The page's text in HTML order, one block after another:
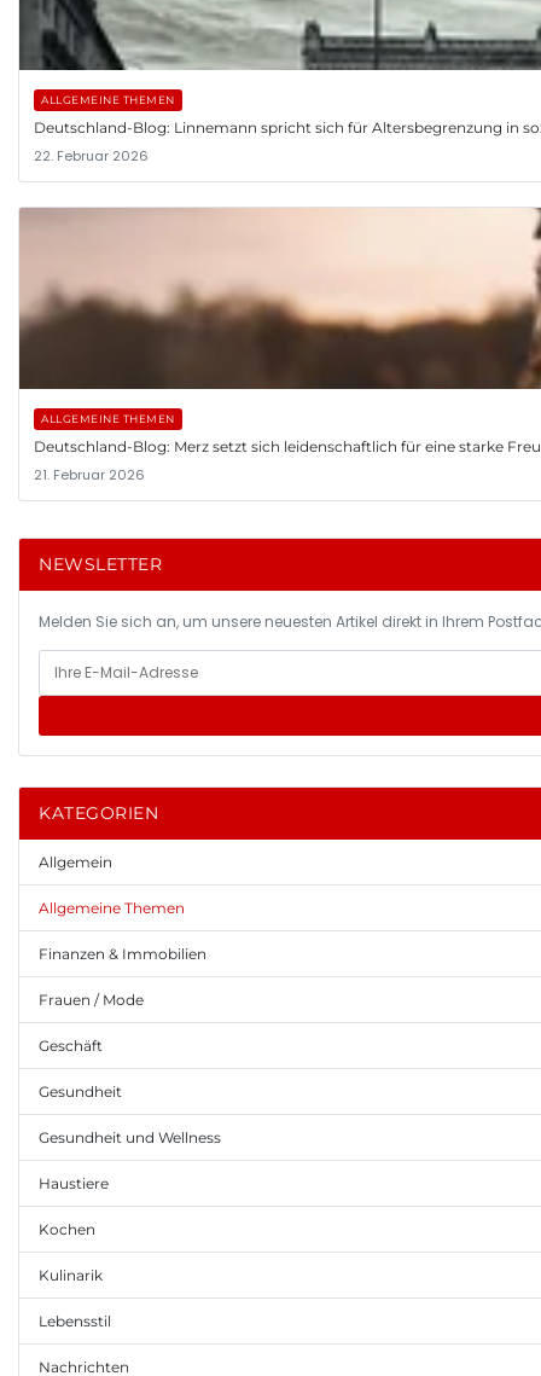
ALLGEMEINE THEMEN
Deutschland-Blog: Linnemann spricht sich für Altersbegrenzung in
22. Februar 2026
ALLGEMEINE THEMEN
Deutschland-Blog: Merz setzt sich leidenschaftlich für eine starke
21. Februar 2026
NEWSLETTER
Melden Sie sich an, um unsere neuesten Artikel direkt in Ihrem
KATEGORIEN
Allgemein
Allgemeine Themen
Finanzen & Immobilien
Frauen / Mode
Geschäft
Gesundheit
Gesundheit und Wellness
Haustiere
Kochen
Kulinarik
Lebensstil
Nachrichten